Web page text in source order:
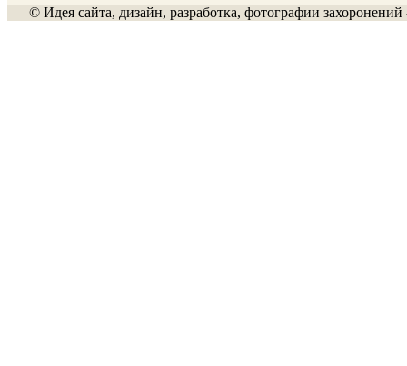
© Идея сайта, дизайн, разработка, фотографии захоронений